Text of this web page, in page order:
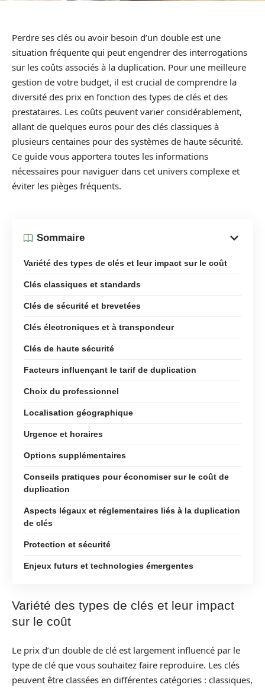
Perdre ses clés ou avoir besoin d’un double est une
situation fréquente qui peut engendrer des interrogations
sur les coûts associés à la duplication. Pour une meilleure
gestion de votre budget, il est crucial de comprendre la
diversité des prix en fonction des types de clés et des
prestataires. Les coûts peuvent varier considérablement,
allant de quelques euros pour des clés classiques à
plusieurs centaines pour des systèmes de haute sécurité.
Ce guide vous apportera toutes les informations
nécessaires pour naviguer dans cet univers complexe et
éviter les pièges fréquents.
Sommaire
Variété des types de clés et leur impact sur le coût
Clés classiques et standards
Clés de sécurité et brevetées
Clés électroniques et à transpondeur
Clés de haute sécurité
Facteurs influençant le tarif de duplication
Choix du professionnel
Localisation géographique
Urgence et horaires
Options supplémentaires
Conseils pratiques pour économiser sur le coût de
duplication
Aspects légaux et réglementaires liés à la duplication
de clés
Protection et sécurité
Enjeux futurs et technologies émergentes
Variété des types de clés et leur impact
sur le coût
Le prix d’un double de clé est largement influencé par le
type de clé que vous souhaitez faire reproduire. Les clés
peuvent être classées en différentes catégories : classiques,